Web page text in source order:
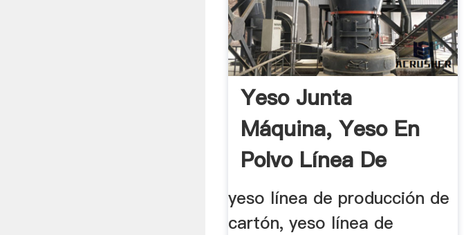
Yeso Junta
Máquina, Yeso En
Polvo Línea De
Producción ...
yeso línea de producción de
cartón, yeso línea de